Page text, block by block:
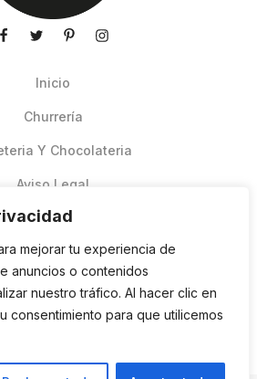
mejorar tu experiencia de
anuncios o contenidos
nuestro tráfico. Al hacer clic en
consentimiento para que utilicemos
Inicio
Churrería
Y Chocolateria
Aviso Legal
Online Glovo
Contacto